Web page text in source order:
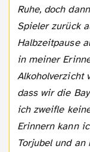
Ruhe, doch
Spieler zurück
Halbzeitpause
in meiner
Alkoholverzicht
dass wir die
ich zweifle
Erinnern kann
Torjubel und